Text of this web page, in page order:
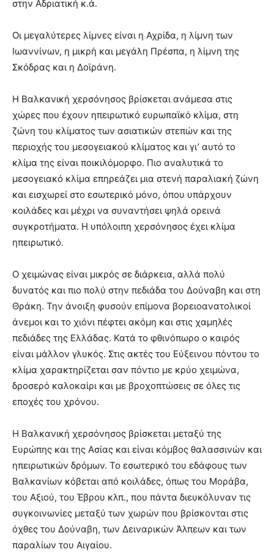
στην Αδριατική κ.ά.
Οι μεγαλύτερες λίμνες είναι η Αχρίδα, η λίμνη των
Ιωαννίνων, η μικρή και μεγάλη Πρέσπα, η λίμνη της
Σκόδρας και η Δοϊράνη.
Η Βαλκανική χερσόνησος βρίσκεται ανάμεσα στις
χώρες που έχουν ηπειρωτικό ευρωπαϊκό κλίμα, στη
ζώνη του κλίματος των ασιατικών στεπών και της
περιοχής του μεσογειακού κλίματος και γι’ αυτό το
κλίμα της είναι ποικιλόμορφο. Πιο αναλυτικά το
μεσογειακό κλίμα επηρεάζει μια στενή παραλιακή ζώνη
και εισχωρεί στο εσωτερικό μόνο, όπου υπάρχουν
κοιλάδες και μέχρι να συναντήσει ψηλά ορεινά
συγκροτήματα. Η υπόλοιπη χερσόνησος έχει κλίμα
ηπειρωτικό.
Ο χειμώνας είναι μικρός σε διάρκεια, αλλά πολύ
δυνατός και πιο πολύ στην πεδιάδα του Δούναβη και στη
Θράκη. Την άνοιξη φυσούν επίμονα βορειοανατολικοί
άνεμοι και το χιόνι πέφτει ακόμη και στις χαμηλές
πεδιάδες της Ελλάδας. Κατά το φθινόπωρο ο καιρός
είναι μάλλον γλυκός. Στις ακτές του Εύξεινου πόντου το
κλίμα χαρακτηρίζεται σαν πόντιο με κρύο χειμώνα,
δροσερό καλοκαίρι και με βροχοπτώσεις σε όλες τις
εποχές του χρόνου.
Η Βαλκανική χερσόνησος βρίσκεται μεταξύ της
Ευρώπης και της Ασίας και είναι κόμβος θαλασσινών και
ηπειρωτικών δρόμων. Το εσωτερικό του εδάφους των
Βαλκανίων κόβεται από κοιλάδες, όπως του Μοράβα,
του Αξιού, του Έβρου κλπ., που πάντα διευκόλυναν τις
συγκοινωνίες μεταξύ των χωρών που βρίσκονται στις
όχθες του Δούναβη, των Δειναρικών Άλπεων και των
παραλίων του Αιγαίου.